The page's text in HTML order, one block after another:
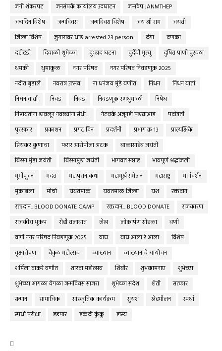
जंगी शंकरपट
जनसंपर्क कार्यालय उदघाटन
जन्मठेप JANMTHEP
जन्मदिन विशेष
जन्मदिवस जन्मदिवस विशेष जय श्री राम
जयंती
जिल्हा विशेष
जुगारावर धाड arrested 23 person दंगा
दणका
दहीहंडी
दिवाळी शुभेच्छा दुःखद घटना दुर्दैवी मृत्यू
दुषित पाणी पुरवठा
धमकी
धुमाकूळ नगर परिषद
नगर परिषद निवडणूक 2025
नदीत बुडाले
नवरात्र उत्सव ना धनंजय मुंडे वणीत निधन
निधन वार्ता
निधन वार्ता
निवड निवड निवडणूक रणधुमाळी
निषेध
निष्ठावंतांना डावलून नवख्यांना संधी...
नेटवर्क अजूनही पडद्याआड
पदोन्नती
पुरस्कार
प्रकाशन प्रगट दिन प्रदर्शनी प्रभाग क्र १३
प्रात्यक्षिके
प्रियकर कुणाचा
फरार आरोपीला अटक
बाळासाहेब जयंती
बिरसा मुंडा जयंती
बिरसामुंडा जयंती भागवत सप्ताह
भावपूर्ण श्रद्धांजली
भूमीपूजन
मदत महापुरान कथा महामूर्ख संमेलन महाराष्ट्र
मार्गदर्शन
मुकाबला
मोर्चा यवतमाळ यवतमाळ जिल्हा यश
रक्तदान
रक्तदान.. BLOOD DONATE CAMP
रक्तदान... BLOOD DONATE
राजकारण
राजकीय भूकंप
रोही तलावात लेख लोकार्पण सोहळा
वणी
वणी नगर परिषद निवडणूक 2025
वाघ वाघ आला रे आला
विशेष
वृक्षारोपण
वैकुंठ महोत्सव व्याख्यान
व्याख्यानाचे आयोजन
शर्मिला ठाकरे वणीत
शारदा महोत्सव शिबीर शुभकामनाए
शुभेच्छा
शुभेच्छा आगळा वेगळा जन्मदिवस साजरा
शुभेच्छा संदेश शेती
सत्कार
सन्मान
सामाजिक सांस्कृतिक कार्यक्रम सुयश स्नेहमीलन
स्पर्धा
स्पर्धा परीक्षा
हद्दपार हळदी कुंकू हास्य
